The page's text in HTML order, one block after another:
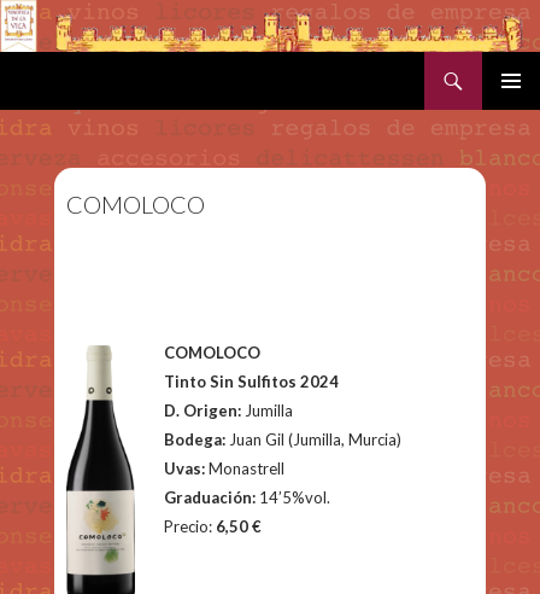
COMOLOCO
COMOLOCO
Tinto Sin Sulfitos 2024
D. Origen: Jumilla
Bodega: Juan Gil (Jumilla, Murcia)
Uvas:Monastrell
Graduación: 14’5%vol.
Precio: 6,50€